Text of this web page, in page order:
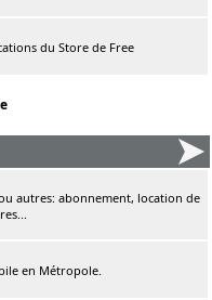
du Store de Free
autres: abonnement, location de
en Métropole.